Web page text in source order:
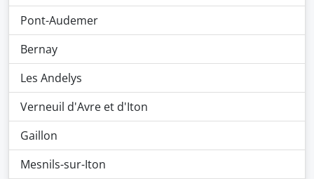
Pont-Audemer
Bernay
Les Andelys
Verneuil d'Avre et d'Iton
Gaillon
Mesnils-sur-Iton